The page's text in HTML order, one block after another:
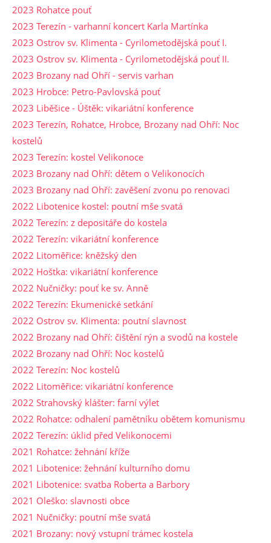
2023 Rohatce pouť
2023 Terezín - varhanní koncert Karla Martínka
2023 Ostrov sv. Klimenta - Cyrilometodějská pouť I.
2023 Ostrov sv. Klimenta - Cyrilometodějská pouť II.
2023 Brozany nad Ohří - servis varhan
2023 Hrobce: Petro-Pavlovská pouť
2023 Liběšice - Úštěk: vikariátní konference
2023 Terezín, Rohatce, Hrobce, Brozany nad Ohří: Noc
kostelů
2023 Terezín: kostel Velikonoce
2023 Brozany nad Ohří: dětem o Velikonocích
2023 Brozany nad Ohří: zavěšení zvonu po renovaci
2022 Libotenice kostel: poutní mše svatá
2022 Terezín: z depositáře do kostela
2022 Terezín: vikariátní konference
2022 Litoměřice: kněžský den
2022 Hoštka: vikariátní konference
2022 Nučničky: pouť ke sv. Anně
2022 Terezín: Ekumenické setkání
2022 Ostrov sv. Klimenta: poutní slavnost
2022 Brozany nad Ohří: čištění rýn a svodů na kostele
2022 Brozany nad Ohří: Noc kostelů
2022 Terezín: Noc kostelů
2022 Litoměřice: vikariátní konference
2022 Strahovský klášter: farní výlet
2022 Rohatce: odhalení pamětníku obětem komunismu
2022 Terezín: úklid před Velikonocemi
2021 Rohatce: žehnání kříže
2021 Libotenice: žehnání kulturního domu
2021 Libotenice: svatba Roberta a Barbory
2021 Oleško: slavnosti obce
2021 Nučničky: poutní mše svatá
2021 Brozany: nový vstupní trámec kostela